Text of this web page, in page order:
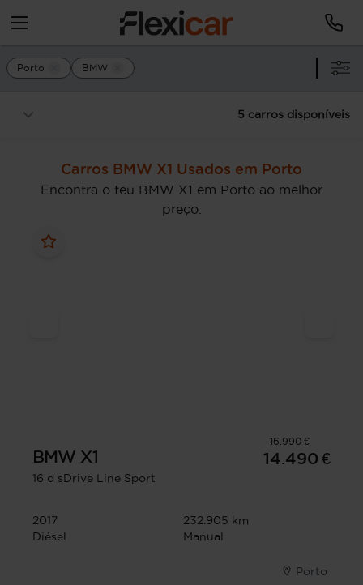
Porto BMW
5 carros disponíveis
Carros BMW X1 Usados em Porto
Encontra o teu BMW X1 em Porto ao melhor
preço.
16.990 €
BMW X1
16 d sDrive Line Sport
14.490 €
2017
232.905 km
Diésel
Manual
Porto